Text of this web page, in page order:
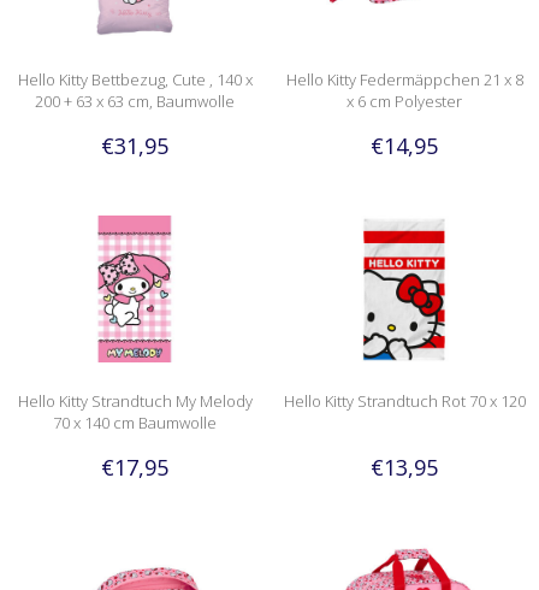
Hello Kitty Bettbezug, Cute , 140 x
200 + 63 x 63 cm, Baumwolle
€31,95
Hello Kitty Federmäppchen 21 x 8
x 6 cm Polyester
€14,95
Hello Kitty Strandtuch My Melody
70 x 140 cm Baumwolle
€17,95
Hello Kitty Strandtuch Rot 70 x 120
€13,95